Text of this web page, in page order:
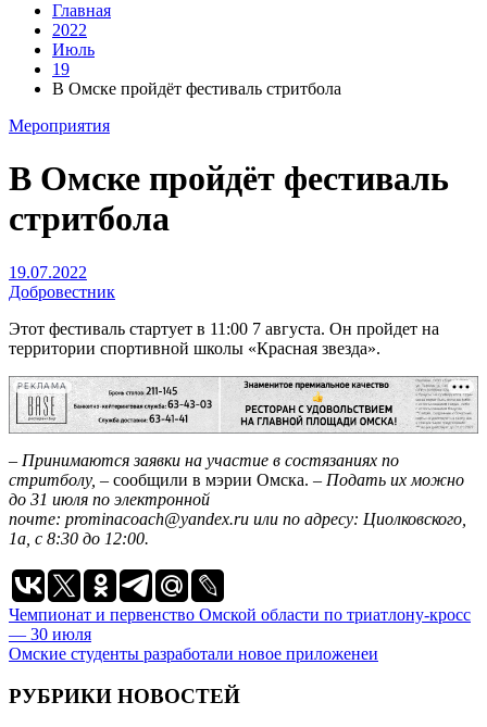
Главная
2022
Июль
19
В Омске пройдёт фестиваль стритбола
Мероприятия
В Омске пройдёт фестиваль
стритбола
19.07.2022
Добровестник
Этот фестиваль стартует в 11:00 7 августа. Он пройдет на
территории спортивной школы «Красная звезда».
РЕКЛАМА
– Принимаются заявки на участие в состязаниях по
стритболу, – сообщили в мэрии Омска. – Подать их можно
до 31 июля по электронной
почте: prominacoach@yandex.ru или по адресу: Циолковского,
1а, с 8:30 до 12:00.
Навигация
по
Чемпионат и первенство Омской области по триатлону-кросс
— 30 июля
Омские студенты разработали новое приложенеи
РУБРИКИ НОВОСТЕЙ